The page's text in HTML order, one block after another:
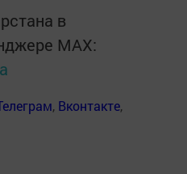
в
MАХ:
, Вконтакте,